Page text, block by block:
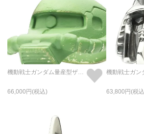
機動戦士ガンダム量産型ザクフェイスリング-GREEN-/指輪
66,000 63,800